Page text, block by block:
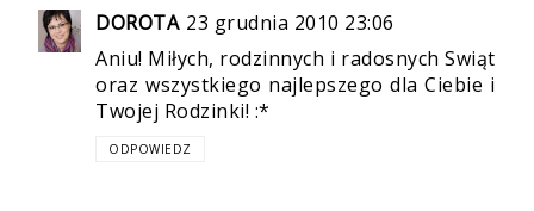
DOROTA 23 grudnia 2010 23:06
Aniu! Miłych, rodzinnych i radosnych Swiąt
oraz wszystkiego najlepszego dla Ciebie i
Twojej Rodzinki! :*
ODPOWIEDZ